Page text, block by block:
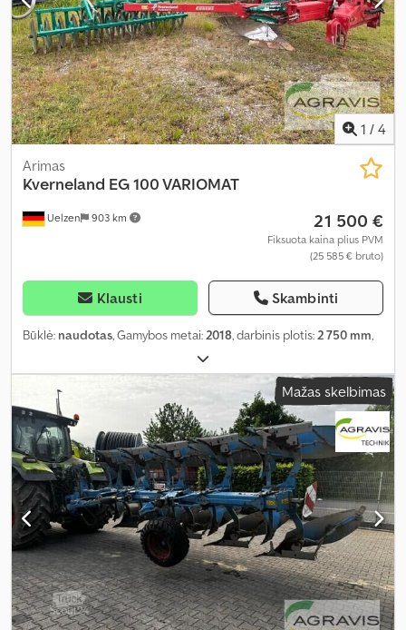
1 / 4
Uelzen 903 km
Arimas
Kverneland EG 100 VARIOMAT
21 500 €
Fiksuota kaina plius PVM
(25 585 € bruto)
Klausti Skambinti
Būklė: naudotas, Gamybos metai:2018, darbinis plotis:2 750 mm,
Mažas skelbimas